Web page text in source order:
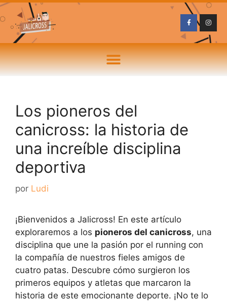
Los pioneros del
canicross: la historia de
una increíble disciplina
deportiva
por Ludi
¡Bienvenidos a Jalicross! En este artículo
exploraremos a los pioneros del canicross, una
disciplina que une la pasión por el running con
la compañía de nuestros fieles amigos de
cuatro patas. Descubre cómo surgieron los
primeros equipos y atletas que marcaron la
historia de este emocionante deporte. ¡No te lo